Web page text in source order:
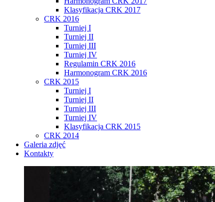
Klasyfikacja CRK 2017
CRK 2016
Turniej I
Turniej II
Turniej III
Turniej IV
Regulamin CRK 2016
Harmonogram CRK 2016
CRK 2015
Turniej I
Turniej II
Turniej III
Turniej IV
Klasyfikacja CRK 2015
CRK 2014
Galeria zdjęć
Kontakty